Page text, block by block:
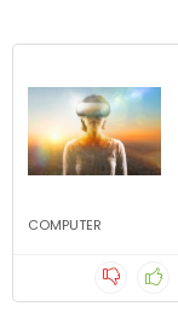
COMPUTER